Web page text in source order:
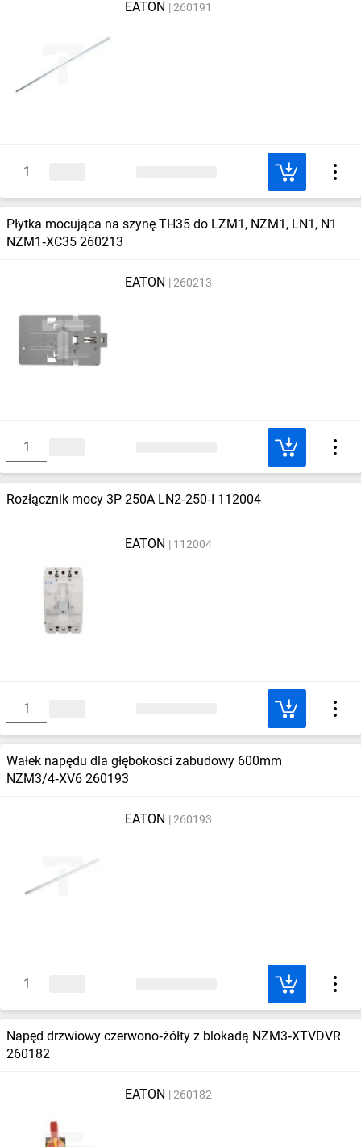
EATON 260191
Płytka mocująca na szynę TH35 do LZM1, NZM1, LN1, N1
NZM1‑XC35 260213
EATON 260213
Rozłącznik mocy 3P 250A LN2‑250‑I 112004
EATON 112004
Wałek napędu dla głębokości zabudowy 600mm
NZM3/4‑XV6 260193
EATON 260193
Napęd drzwiowy czerwono‑żółty z blokadą NZM3‑XTVDVR
260182
EATON 260182